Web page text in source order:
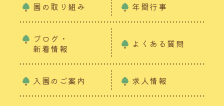
園の取り組み 年間行事
ブログ・
新着情報
よくある質問
入園のご案内 求人情報